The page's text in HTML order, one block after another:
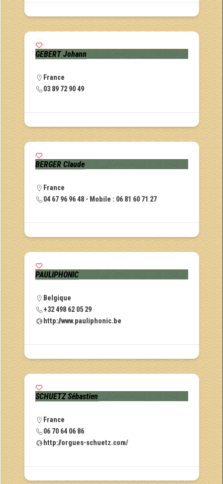
GEBERT Johann
France
03 89 72 90 49
BERGER Claude
France
04 67 96 96 48 - Mobile : 06 81 60 71 27
PAULIPHONIC
Belgique
+32 498 62 05 29
http://www.pauliphonic.be
SCHUETZ Sébastien
France
06 70 64 06 86
http://orgues-schuetz.com/